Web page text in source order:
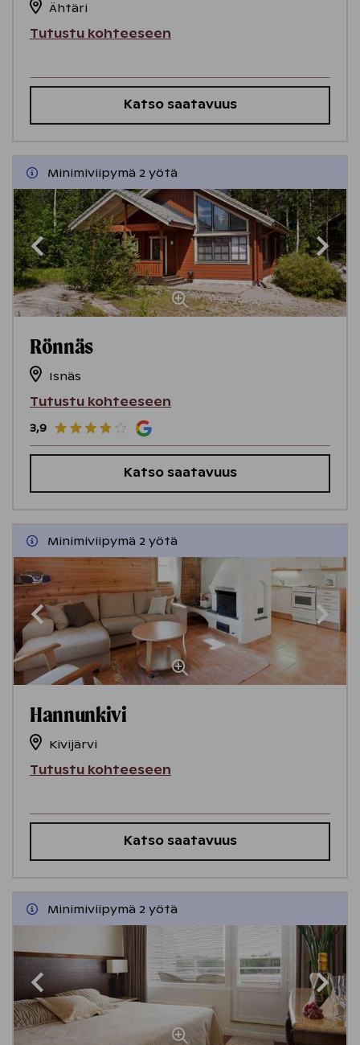
Ähtäri
Tutustu kohteeseen
Katso saatavuus
Minimiviipymä 2 yötä
Rönnäs
Isnäs
Tutustu kohteeseen
3,9
Katso saatavuus
Minimiviipymä 2 yötä
Hannunkivi
Kivijärvi
Tutustu kohteeseen
Katso saatavuus
Minimiviipymä 2 yötä